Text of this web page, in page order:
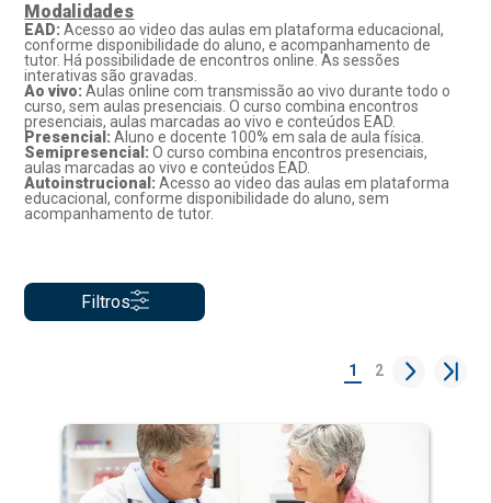
Modalidades
EAD:Acesso ao video das aulas em plataforma educacional,
conforme disponibilidade do aluno, e acompanhamento de
tutor. Há possibilidade de encontros online. As sessões
interativas são gravadas.
Ao vivo: Aulas online com transmissão ao vivo durante todo o
curso, sem aulas presenciais. O curso combina encontros
presenciais, aulas marcadas ao vivo e conteúdos EAD.
Presencial:Aluno e docente 100% em sala de aula física.
Semipresencial:O curso combina encontros presenciais,
aulas marcadas ao vivo e conteúdos EAD.
Autoinstrucional:Acesso ao video das aulas em plataforma
educacional, conforme disponibilidade do aluno, sem
acompanhamento de tutor.
Filtros
1 2